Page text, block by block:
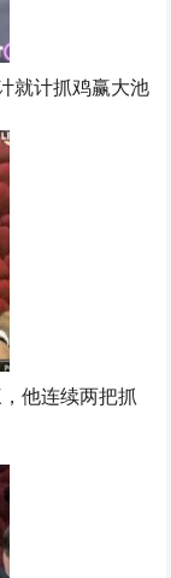
就计抓鸡赢大池
他连续两把抓